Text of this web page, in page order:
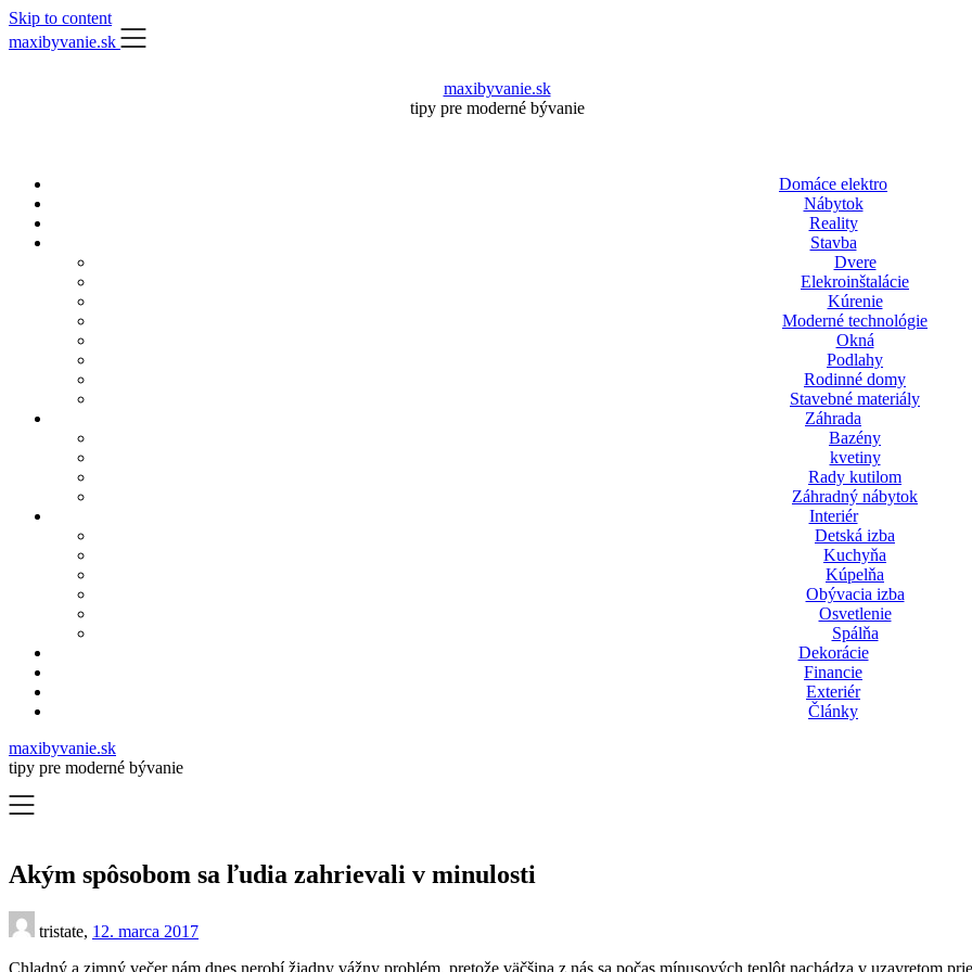
Skip to content
maxibyvanie.sk
maxibyvanie.sk
tipy pre moderné bývanie
Domáce elektro
Nábytok
Reality
Stavba
Dvere
Elekroinštalácie
Kúrenie
Moderné technológie
Okná
Podlahy
Rodinné domy
Stavebné materiály
Záhrada
Bazény
kvetiny
Rady kutilom
Záhradný nábytok
Interiér
Detská izba
Kuchyňa
Kúpelňa
Obývacia izba
Osvetlenie
Spálňa
Dekorácie
Financie
Exteriér
Články
maxibyvanie.sk
tipy pre moderné bývanie
Akým spôsobom sa ľudia zahrievali v minulosti
tristate, 12. marca 2017
Chladný a zimný večer nám dnes nerobí žiadny vážny problém, pretože väčšina z nás sa počas mínusových teplôt nachádza v uzavretom